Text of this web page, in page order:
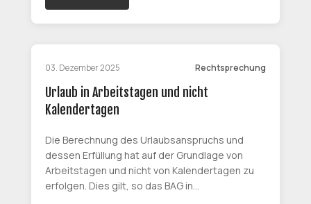
03. Dezember 2025 Rechtsprechung
Urlaub in Arbeitstagen und nicht
Kalendertagen
Die Berechnung des Urlaubsanspruchs und
dessen Erfüllung hat auf der Grundlage von
Arbeitstagen und nicht von Kalendertagen zu
erfolgen. Dies gilt, so das BAG in…